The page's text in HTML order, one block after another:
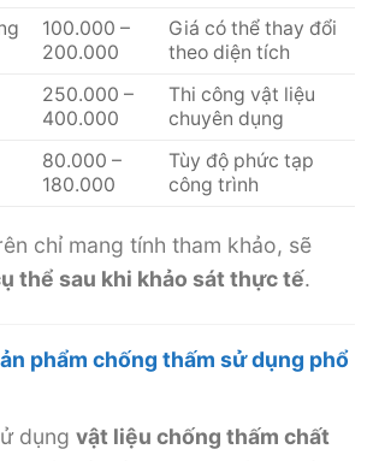
100.000 –
200.000
Giá có thể thay đổi
theo diện tích
250.000 –
400.000
Thi công vật liệu
chuyên dụng
80.000 –
180.000
Tùy độ phức tạp
công trình
chỉ mang tính tham khảo, sẽ
thể sau khi khảo sát thực tế.
phẩm chống thấm sử dụng phổ
dụng vật liệu chống thấm chất